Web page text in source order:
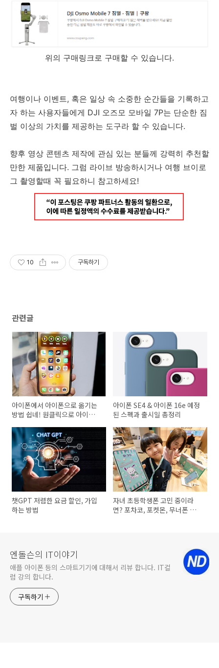
위의 구매링크로 구매할 수 있습니다.
여행이나 이벤트, 혹은 일상 속 소중한 순간들을 기록하고
자 하는 사용자들에게 DJI 오즈모 모바일 7P는 단순한 짐
벌 이상의 가치를 제공하는 도구라 할 수 있습니다.
향후 영상 콘텐츠 제작에 관심 있는 분들께 강력히 추천할
만한 제품입니다. 그럼 라이브 방송하시거나 여행 브이로
그 촬영할때 꼭 필요하니 참고하세요!
10 구독하기
관련글
아이폰에서 아이폰으로 옮기는
방법 쉽네! 원클릭으로 아이폰
아이폰 SE4 & 아이폰 16e 예정
된 스펙과 출시일 총정리
챗GPT 저렴한 요금 할인, 가입
하는 방법
자녀 초등학생폰 고민 중이라
면? 포차코, 포켓몬, 무너폰 키즈
엔돌슨의 IT이야기
애플 아이폰 등의 스마트기기에 대해서 리뷰 합니다. IT컬
럼 강의 합니다.
구독하기